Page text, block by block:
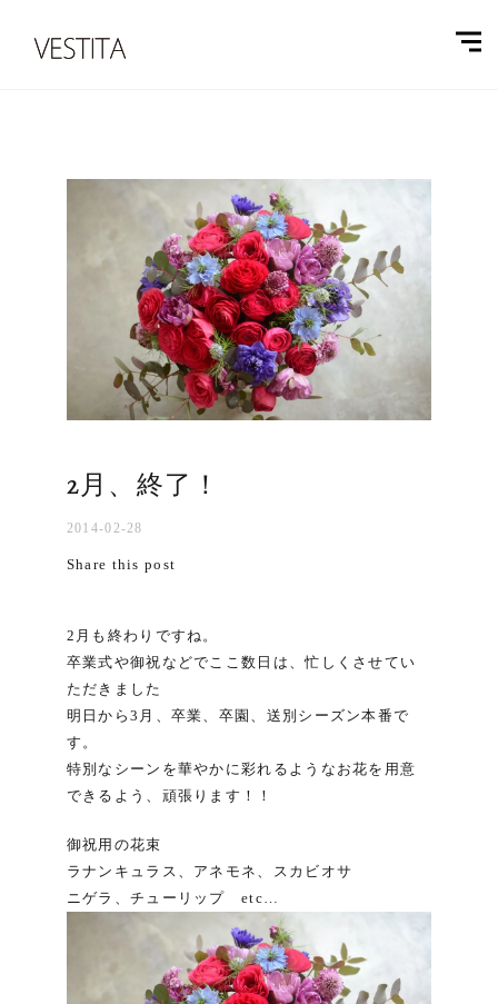
2月、終了！
2014-02-28
Share this post
2月も終わりですね。
卒業式や御祝などでここ数日は、忙しくさせてい
ただきました
明日から3月、卒業、卒園、送別シーズン本番で
す。
特別なシーンを華やかに彩れるようなお花を用意
できるよう、頑張ります！！
御祝用の花束
ラナンキュラス、アネモネ、スカビオサ
ニゲラ、チューリップ etc…